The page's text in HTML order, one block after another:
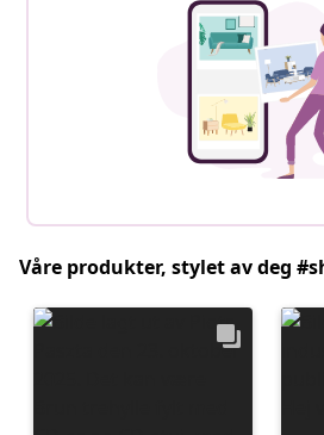
Våre produkter, stylet av deg